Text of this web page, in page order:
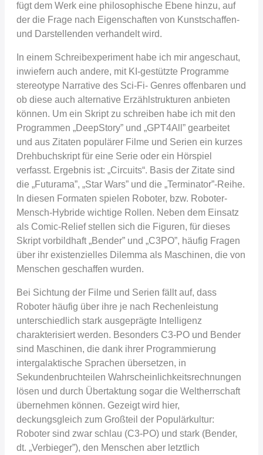
fügt dem Werk eine philosophische Ebene hinzu, auf
der die Frage nach Eigenschaften von Kunstschaffen-
und Darstellenden verhandelt wird.
In einem Schreibexperiment habe ich mir angeschaut,
inwiefern auch andere, mit KI-gestützte Programme
stereotype Narrative des Sci-Fi- Genres offenbaren und
ob diese auch alternative Erzählstrukturen anbieten
können. Um ein Skript zu schreiben habe ich mit den
Programmen „DeepStory” und „GPT4All” gearbeitet
und aus Zitaten populärer Filme und Serien ein kurzes
Drehbuchskript für eine Serie oder ein Hörspiel
verfasst. Ergebnis ist: „Circuits“. Basis der Zitate sind
die „Futurama”, „Star Wars” und die „Terminator”-Reihe.
In diesen Formaten spielen Roboter, bzw. Roboter-
Mensch-Hybride wichtige Rollen. Neben dem Einsatz
als Comic-Relief stellen sich die Figuren, für dieses
Skript vorbildhaft „Bender” und „C3PO”, häufig Fragen
über ihr existenzielles Dilemma als Maschinen, die von
Menschen geschaffen wurden.
Bei Sichtung der Filme und Serien fällt auf, dass
Roboter häufig über ihre je nach Rechenleistung
unterschiedlich stark ausgeprägte Intelligenz
charakterisiert werden. Besonders C3-PO und Bender
sind Maschinen, die dank ihrer Programmierung
intergalaktische Sprachen übersetzen, in
Sekundenbruchteilen Wahrscheinlichkeitsrechnungen
lösen und durch Übertaktung sogar die Weltherrschaft
übernehmen können. Gezeigt wird hier,
deckungsgleich zum Großteil der Populärkultur:
Roboter sind zwar schlau (C3-PO) und stark (Bender,
dt. „Verbieger”), den Menschen aber letztlich